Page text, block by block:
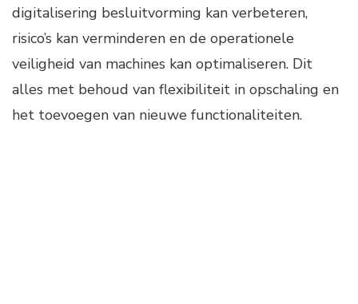
digitalisering besluitvorming kan verbeteren,
risico’s kan verminderen en de operationele
veiligheid van machines kan optimaliseren. Dit
alles met behoud van flexibiliteit in opschaling en
het toevoegen van nieuwe functionaliteiten.